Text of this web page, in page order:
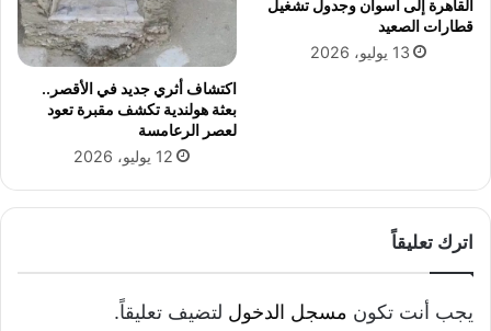
أ
س
ا
ع
ا
القاهرة إلى أسوان وجدول تشغيل
قطارات الصعيد
13 يوليو، 2026
اكتشاف أثري جديد في الأقصر..
بعثة هولندية تكشف مقبرة تعود
لعصر الرعامسة
12 يوليو، 2026
اترك تعليقاً
يجب أنت تكون مسجل الدخول لتضيف تعليقاً.